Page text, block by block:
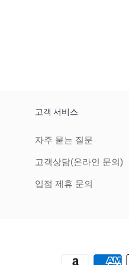
고객 서비스
자주 묻는 질문
고객상담(온라인 문의)
입점 제휴 문의